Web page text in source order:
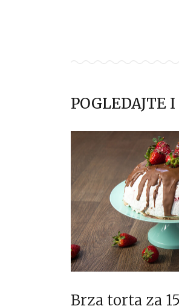
POGLEDAJTE I
Brza torta za